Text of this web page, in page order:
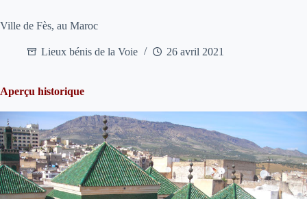
Ville de Fès, au Maroc
Lieux bénis de la Voie 26 avril 2021
Aperçu historique